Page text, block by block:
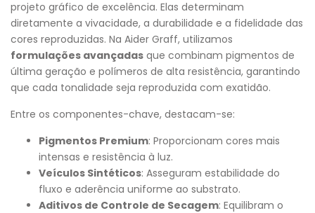
projeto gráfico de excelência. Elas determinam
diretamente a vivacidade, a durabilidade e a fidelidade das
cores reproduzidas. Na Aider Graff, utilizamos
formulações avançadas que combinam pigmentos de
última geração e polímeros de alta resistência, garantindo
que cada tonalidade seja reproduzida com exatidão.
Entre os componentes-chave, destacam-se:
Pigmentos Premium: Proporcionam cores mais
intensas e resistência à luz.
Veículos Sintéticos: Asseguram estabilidade do
fluxo e aderência uniforme ao substrato.
Aditivos de Controle de Secagem: Equilibram o